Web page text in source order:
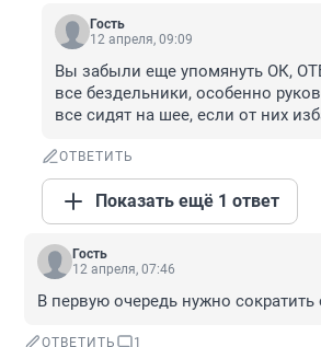
Гость
12 апреля, 09:09
Вы забыли еще упомянуть ОК,
все бездельники, особенно
все сидят на шее, если от них
ОТВЕТИТЬ
Показать ещё 1 ответ
Гость
12 апреля, 07:46
В первую очередь нужно
ОТВЕТИТЬ 1